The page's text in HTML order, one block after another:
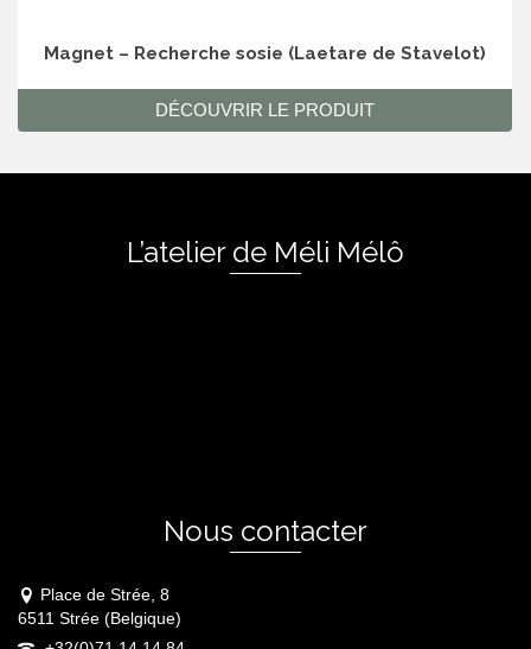
Magnet – Recherche sosie (Laetare de Stavelot)
DÉCOUVRIR LE PRODUIT
L’atelier de Méli Mélô
Nous contacter
Place de Strée, 8
6511 Strée (Belgique)